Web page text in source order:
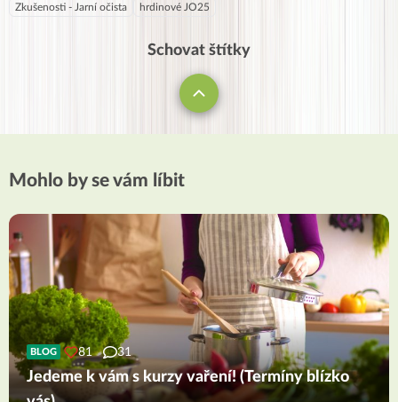
Zkušenosti - Jarní očista
hrdinové JO25
Schovat štítky
Mohlo by se vám líbit
BLOG 81 31
Jedeme k vám s kurzy vaření! (Termíny blízko